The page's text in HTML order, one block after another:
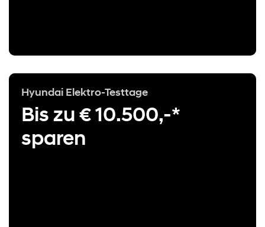
Hyundai Elektro-Testtage
Bis zu € 10.500,-*
sparen